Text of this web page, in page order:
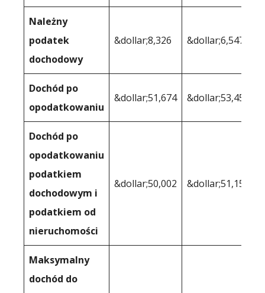
Należny
podatek
dochodowy
&dollar;8,326 &dollar;6,547
Dochód po
opodatkowaniu
&dollar;51,674 &dollar;53,453
Dochód po
opodatkowaniu
podatkiem
dochodowym i
podatkiem od
nieruchomości
&dollar;50,002 &dollar;51,153
Maksymalny
dochód do